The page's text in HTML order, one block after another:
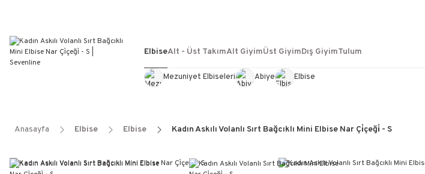
Elbise
Mezuniyet Elbiseleri Abiye Elbise
Alt - Üst TakımAlt GiyimÜst GiyimDış GiyimTulum
Anasayfa Elbise Elbise Kadın Askılı Volanlı Sırt Bağcıklı Mini Elbise Nar Çi̇çeği̇ - S